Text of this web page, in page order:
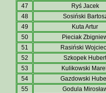
47
Ryś Jacek
48
Sosiński
49
Kuta Artur
50
Pieciak
51
Rasiński
52
Szkopek Hubert
53
Kulikowski
54
Gazdowski
55
Godula